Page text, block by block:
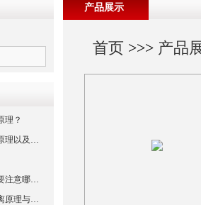
产品展示
首页 >>> 产品
理？
详细分析天然气滤芯的循环原理以及使用特性
防静电除尘滤筒使用过程中要注意哪些事项
油液清道夫：聚结滤芯的分离原理与核心作用解析